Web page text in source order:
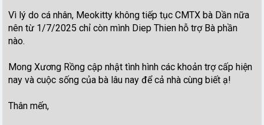
Vì lý do cá nhân, Meokitty không tiếp tục CMTX bà Dần nữa
nên từ 1/7/2025 chỉ còn mình Diep Thien hỗ trợ Bà phần
nào.
Mong Xương Rồng cập nhật tình hình các khoản trợ cấp hiện
nay và cuộc sống của bà lâu nay để cả nhà cùng biết ạ!
Thân mến,